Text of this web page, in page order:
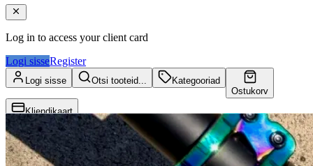
Log in to access your client card
Logi sisseRegister
Logi sisse Otsi tooteid...
Kategooriad
Ostukorv
Kliendikaart